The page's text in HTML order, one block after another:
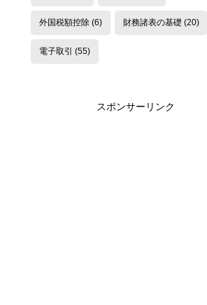
外国税額控除(6) 財務諸表の基礎 (20)
電子取引 (55)
スポンサーリンク